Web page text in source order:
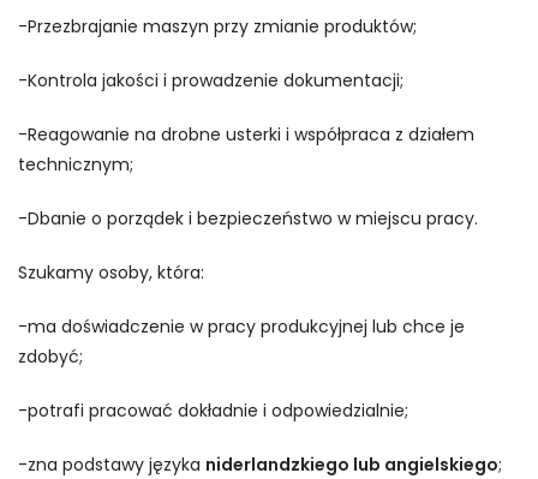
-Przezbrajanie maszyn przy zmianie produktów;
-Kontrola jakości i prowadzenie dokumentacji;
-Reagowanie na drobne usterki i współpraca z działem
technicznym;
-Dbanie o porządek i bezpieczeństwo w miejscu pracy.
Szukamy osoby, która:
-ma doświadczenie w pracy produkcyjnej lub chce je
zdobyć;
-potrafi pracować dokładnie i odpowiedzialnie;
-zna podstawy języka niderlandzkiego lub angielskiego;